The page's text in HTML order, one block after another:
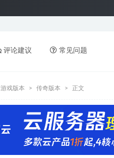
评论建议 常见问题
游戏版本 传奇版本 正文